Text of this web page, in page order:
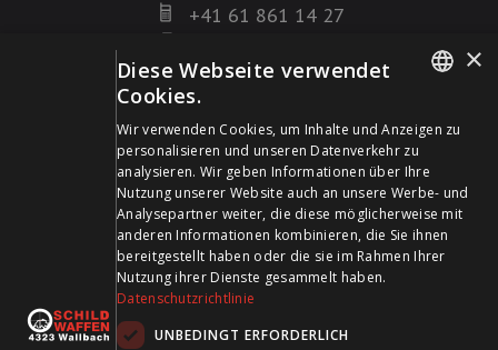
+41 61 861 14 27
info@schildwaffen.ch
Zahlungsmittel
Besuchen Sie uns in den Sozialen Medien und bleiben Sie
auf dem Laufenden!
FRENCH
×
Diese Webseite verwendet
Cookies.
Wir verwenden Cookies, um Inhalte und Anzeigen zu
personalisieren und unseren Datenverkehr zu
analysieren. Wir geben Informationen über Ihre
Nutzung unserer Website auch an unsere Werbe- und
Analysepartner weiter, die diese möglicherweise mit
anderen Informationen kombinieren, die Sie ihnen
bereitgestellt haben oder die sie im Rahmen Ihrer
Nutzung ihrer Dienste gesammelt haben.
Datenschutzrichtlinie
UNBEDINGT ERFORDERLICH